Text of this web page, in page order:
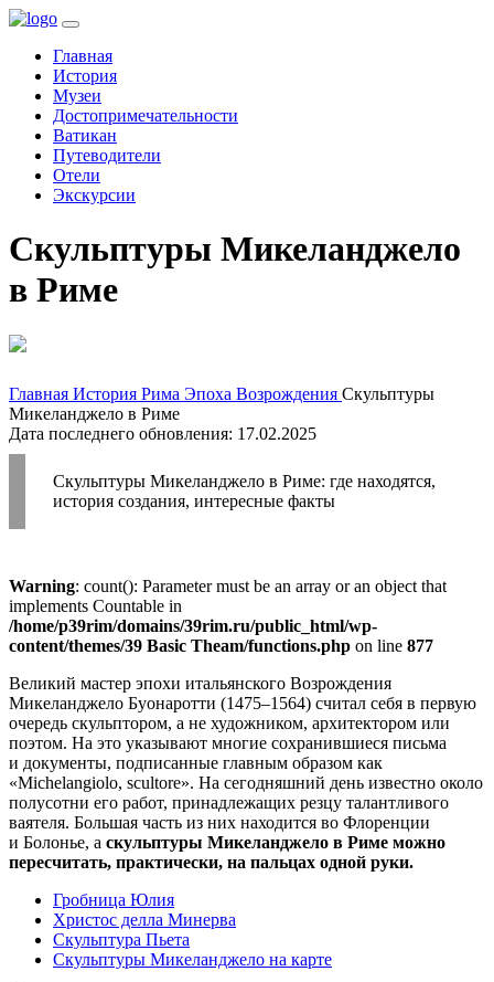
Главная(current)
История
Музеи
Достопримечательности
Ватикан
Путеводители
Отели
Экскурсии
Скульптуры Микеланджело
в Риме
Главная История Рима Эпоха Возрождения Скульптуры
Микеланджело в Риме
Дата последнего обновления: 17.02.2025
Скульптуры Микеланджело в Риме: где находятся,
история создания, интересные факты
Warning: count(): Parameter must be an array or an object that
implements Countable in
/home/p39rim/domains/39rim.ru/public_html/wp-
content/themes/39 Basic Theam/functions.php on line 877
Великий мастер эпохи итальянского Возрождения
Микеланджело Буонаротти (1475–1564) считал себя в первую
очередь скульптором, а не художником, архитектором или
поэтом. На это указывают многие сохранившиеся письма
и документы, подписанные главным образом как
«Michelangiolo, scultore». На сегодняшний день известно около
полусотни его работ, принадлежащих резцу талантливого
ваятеля. Большая часть из них находится во Флоренции
и Болонье, а скульптуры Микеланджело в Риме можно
пересчитать, практически, на пальцах одной руки.
Гробница Юлия
Христос делла Минерва
Скульптура Пьета
Скульптуры Микеланджело на карте